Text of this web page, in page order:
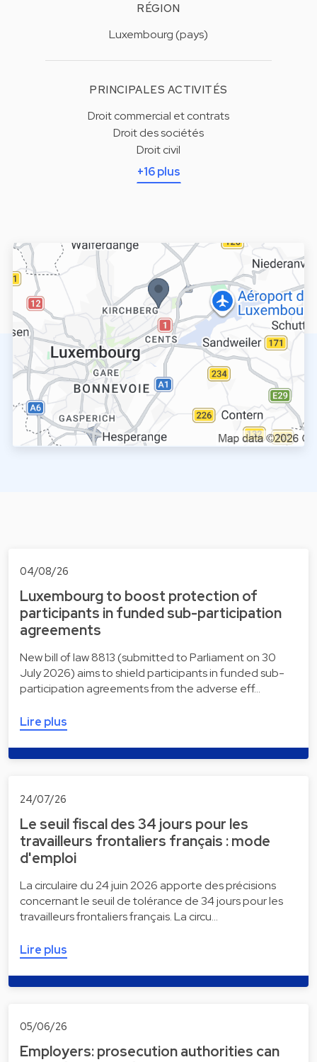
RÉGION
Luxembourg (pays)
PRINCIPALES ACTIVITÉS
Droit commercial et contrats
Droit des sociétés
Droit civil
+16 plus
04/08/26
Luxembourg to boost protection of
participants in funded sub-participation
agreements
New bill of law 8813 (submitted to Parliament on 30
July 2026) aims to shield participants in funded sub-
participation agreements from the adverse eff…
Lire plus
24/07/26
Le seuil fiscal des 34 jours pour les
travailleurs frontaliers français : mode
d'emploi
La circulaire du 24 juin 2026 apporte des précisions
concernant le seuil de tolérance de 34 jours pour les
travailleurs frontaliers français. La circu…
Lire plus
05/06/26
Employers: prosecution authorities can